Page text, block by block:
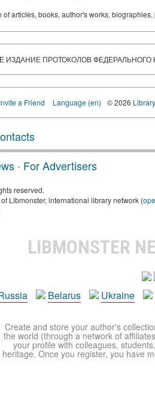
articles, books, author's works,
ИЗДАНИЕ ПРОТОКОЛОВ ФЕДЕРАЛЬНОГО
Invite a Friend Language (en) © 2026
· For Advertisers
reserved.
Libmonster, international library network (
LIBMONSTER
Belarus Ukraine
Create and store your author's
the world (through a network of
your profile with colleagues,
heritage. Once you register, you have